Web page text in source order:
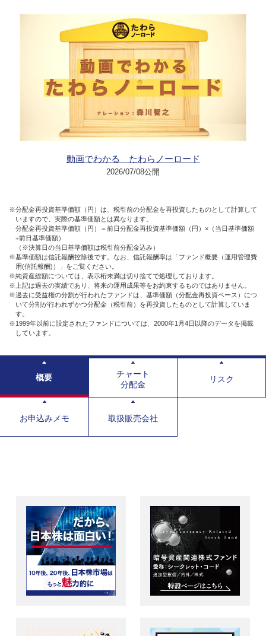
動画でわかる たわらノーロード
2026/07/08公開
※分配金再投資基準価額（円）は、税引前の分配金を再投資したものとして計算して
いますので、実際の基準価額とは異なります。
分配金再投資基準価額（円）＝前日分配金再投資基準価額（円）×（当日基準価額
÷前日基準価額）
（※決算日の当日基準価額は税引前分配金込み）
※基準価額は信託報酬控除後です。なお、信託報酬率は「ファンド概要（運用管理費
用(信託報酬)）」をご覧ください。
※純資産総額については、表示桁未満は切り捨てで処理しております。
※上記は過去の実績であり、将来の運用成果等をお約束するものではありません。
※過去に受益権の分割が行われたファンドは、基準価額（分配金再投資ベース）につ
いて分割が行われずかつ分配金（税引前）を再投資したものとして計算していま
す。
※1999年以前に設定されたファンドについては、2000年1月4日以降のデータを掲載
しています。
概要
チャート
分配金
リスク
お申込みメモ 取扱販売会社